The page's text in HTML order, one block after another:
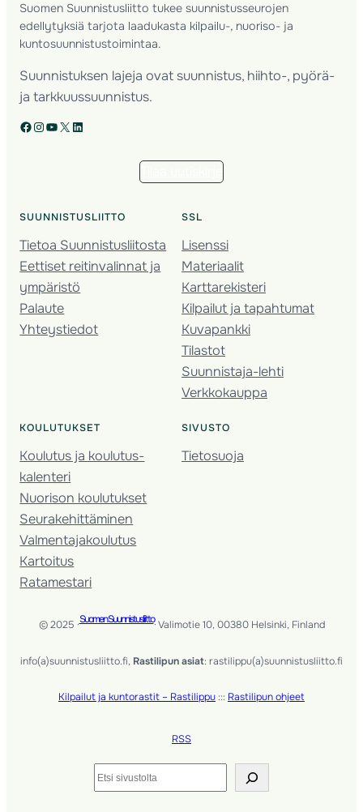
Suomen Suunnistusliitto tukee suunnistusseurojen
edellytyksiä tarjota laadukasta kilpailu-, nuoriso- ja
kuntosuunnistustoimintaa.
Suunnistuksen lajeja ovat suunnistus, hiihto-, pyörä-
ja tarkkuussuunnistus.
Facebook Instagram YouTube X LinkedIn
SUUNNISTUSLIITTO
Tietoa Suunnistusliitosta
Eettiset reitinvalinnat ja
ympäristö
Palaute
Yhteystiedot
SSL
Lisenssi
Materiaalit
Karttarekisteri
Kilpailut ja tapahtumat
Kuvapankki
Tilastot
Suunnistaja-lehti
Verkkokauppa
KOULUTUKSET
Koulutus ja koulutus­
kalenteri
Nuorison koulutukset
Seura­kehittäminen
Valmentaja­koulutus
Kartoitus
Ratamestari
SIVUSTO
Tietosuoja
© 2025 ·Suomen Suunnistusliitto· Valimotie 10, 00380 Helsinki, Finland
info(a)suunnistusliitto.fi, Rastilipun asiat: rastilippu(a)suunnistusliitto.fi
Kilpailut ja kuntorastit – Rastilippu ::: Rastilipun ohjeet
RSS
Etsi